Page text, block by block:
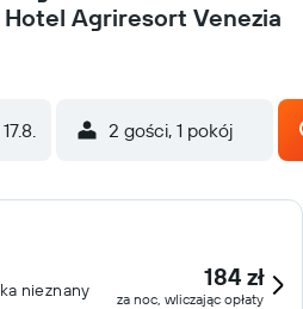
Agriresort Venezia
2 gości, 1 pokój
nieznany 184 zł
za noc, wliczając opłaty